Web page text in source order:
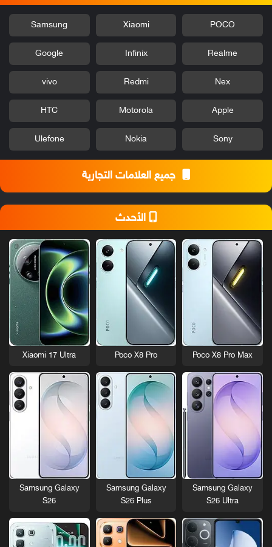
POCO
Xiaomi
Samsung
Realme
Infinix
Google
Nex
Redmi
vivo
Apple
Motorola
HTC
Sony
Nokia
Ulefone
جميع العلامات التجارية
الأحدث
Poco X8 Pro Max
Poco X8 Pro
Xiaomi 17 Ultra
Samsung Galaxy
S26 Ultra
Samsung Galaxy
S26 Plus
Samsung Galaxy
S26